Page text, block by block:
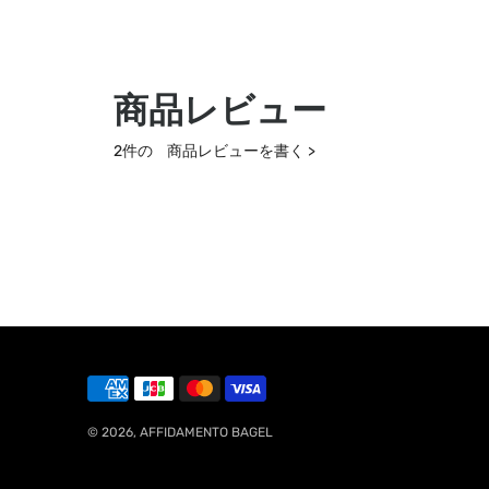
商品レビュー
2件の 商品レビューを書く >
© 2026, AFFIDAMENTO BAGEL